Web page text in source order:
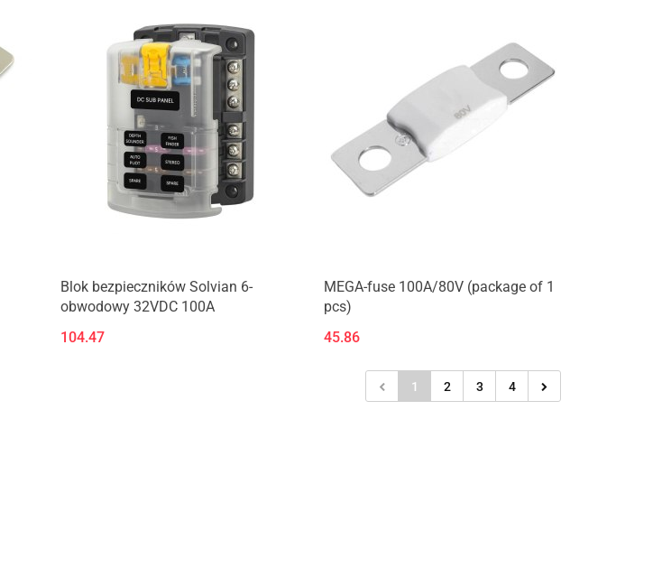
Produkt niedostępny
Blok bezpieczników Solvian 6-
obwodowy 32VDC 100A
104.47
MEGA-fuse 100A/80V (package of 1
pcs)
45.86
1 2 3 4